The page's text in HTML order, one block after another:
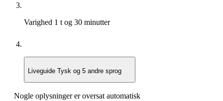
Varighed 1 t og 30 minutter
Liveguide Tysk og 5 andre sprog
Nogle oplysninger er oversat automatisk